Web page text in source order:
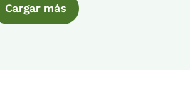
Cargar más